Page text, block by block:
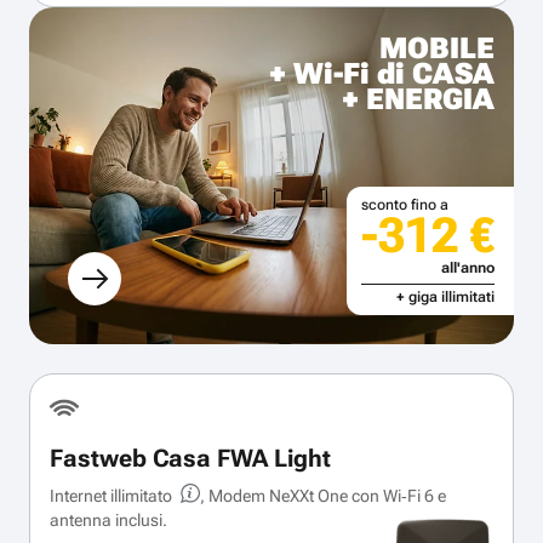
MOBILE
+ Wi-Fi di CASA
+ ENERGIA
sconto fino a
-312 €
all'anno
+ giga illimitati
Fastweb Casa FWA Light
Internet illimitato
, Modem NeXXt One con Wi‑Fi 6 e
antenna inclusi.